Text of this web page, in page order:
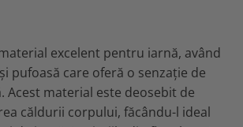
excelent pentru iarnă, având
pufoasă care oferă o senzație de
Acest material este deosebit de
căldurii corpului, făcându-l ideal